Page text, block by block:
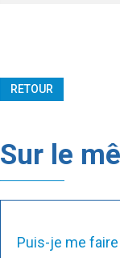
RETOUR
Sur le
Puis-je me